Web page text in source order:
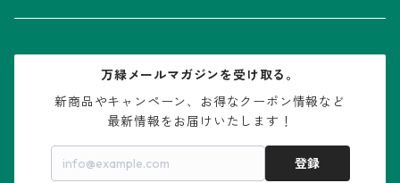
エキノケレウス属
エキノプシス属
コノフィツム属
センナ属
水石・景石
万緑メールマガジンを受け取る。
新商品やキャンペーン、お得なクーポン情報など
最新情報をお届けいたします！
登録